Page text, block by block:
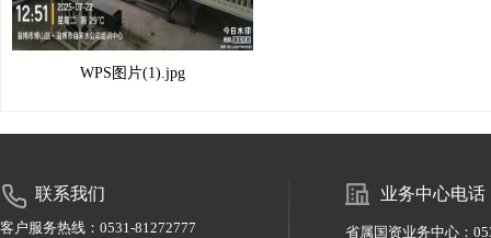
WPS图片(1).jpg
联系我们
客户服务热线：0531-81272777
业务中心电话
省属国资业务中心：